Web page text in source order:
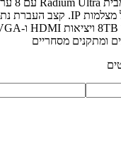
ומתקנים מסחריים